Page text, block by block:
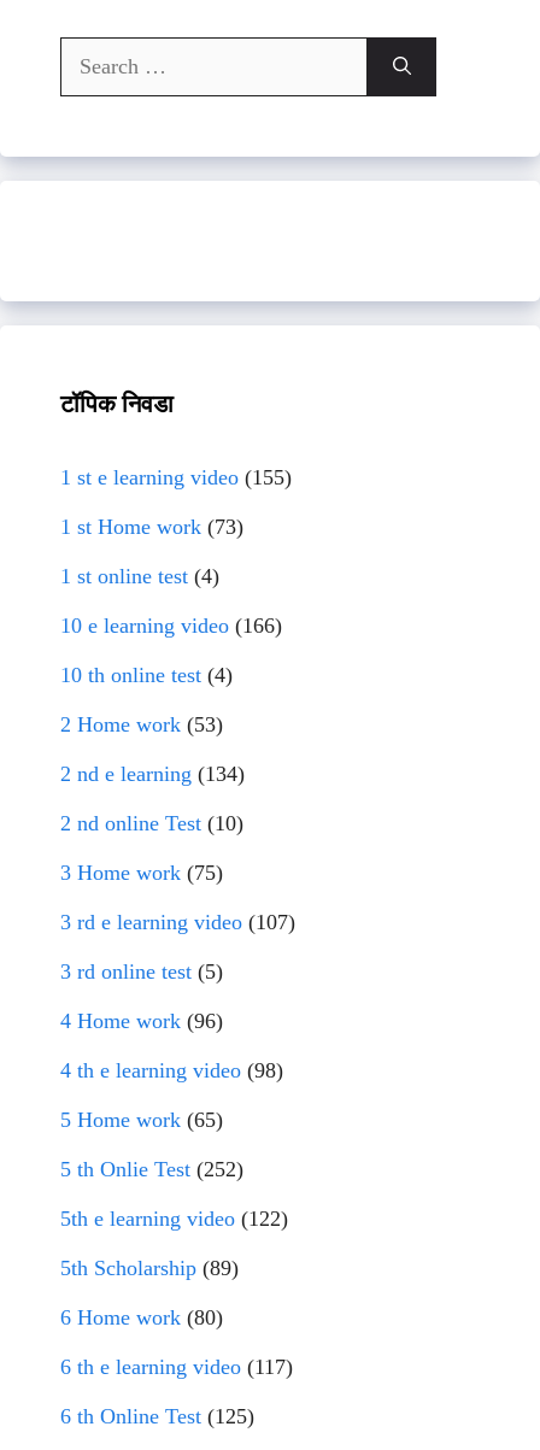
Search
for:
टॉपिक निवडा
1 st e learning video (155)
1 st Home work (73)
1 st online test (4)
10 e learning video (166)
10 th online test (4)
2 Home work (53)
2 nd e learning (134)
2 nd online Test (10)
3 Home work (75)
3 rd e learning video (107)
3 rd online test (5)
4 Home work (96)
4 th e learning video (98)
5 Home work (65)
5 th Onlie Test (252)
5th e learning video (122)
5th Scholarship (89)
6 Home work (80)
6 th e learning video (117)
6 th Online Test (125)